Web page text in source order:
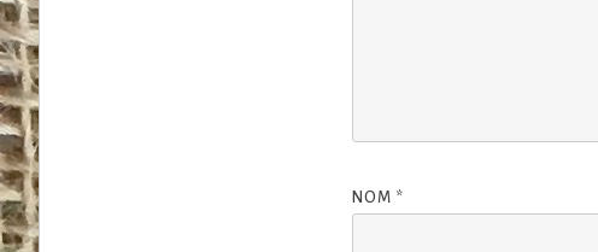
NOM *